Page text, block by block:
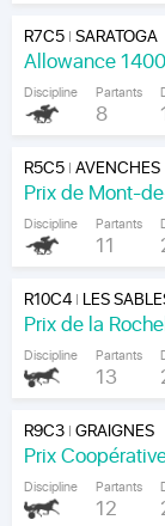
R7C5|SARATOGA
Allowance 1400
Discipline Partants
8
R5C5|AVENCHES
Prix de Mont-
Discipline Partants
11
R10C4| LES
Prix de la
Discipline Partants
13
R9C3|GRAIGNES
Prix
Discipline Partants
12